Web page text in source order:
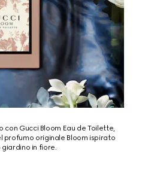
Gucci Bloom Eau de Toilette,
profumo originale Bloom ispirato
giardino in fiore.